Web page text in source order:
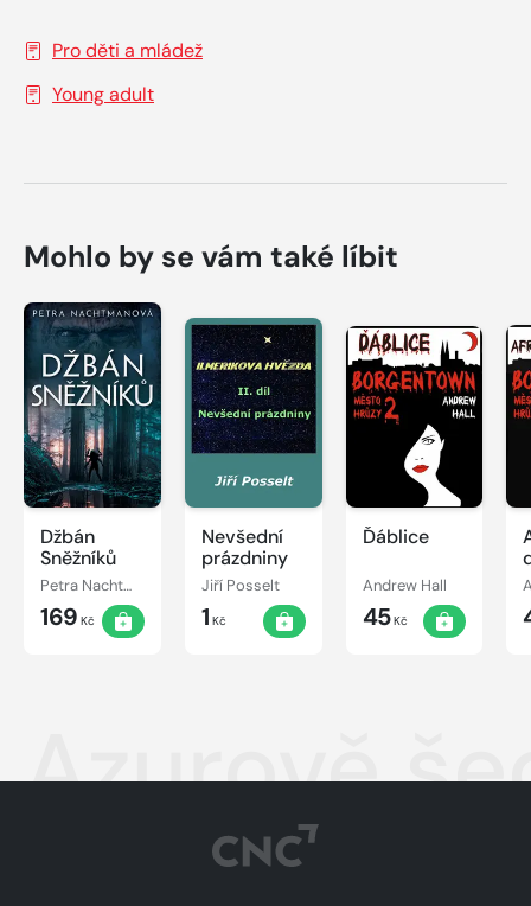
Pro děti a mládež
Young adult
Mohlo by se vám také líbit
Džbán
Sněžníků
Petra Nachtmanová
169 Kč
Nevšední
prázdniny
Jiří Posselt
1 Kč
Ďáblice
Andrew Hall
45Kč
Azurově